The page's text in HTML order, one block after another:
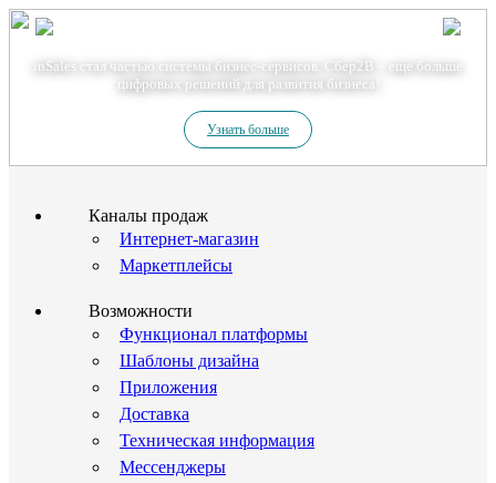
inSales стал частью системы бизнес-сервисов. Сбер2В – еще больше
цифровых решений для развития бизнеса!
Узнать больше
Каналы продаж
Интернет-магазин
Маркетплейсы
Возможности
Функционал платформы
Шаблоны дизайна
Приложения
Доставка
Техническая информация
Мессенджеры